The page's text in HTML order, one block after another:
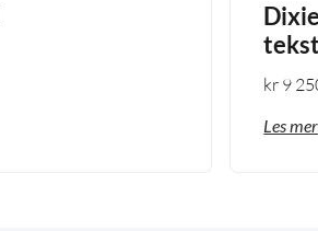
kr 9
Les mer